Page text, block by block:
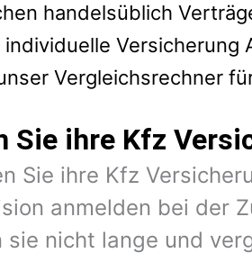
handelsüblich
individuelle Versicherung
Vergleichsrechner
Sie ihre Kfz
Sie ihre Kfz
anmelden bei der
sie nicht lange und